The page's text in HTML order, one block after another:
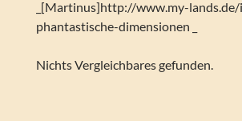
_[Martinus]http://www.my-lands.de/
phantastische-dimensionen _
Nichts Vergleichbares gefunden.